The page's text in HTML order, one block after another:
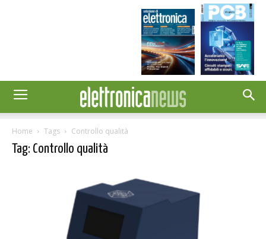
Home Tags Controllo qualità
Tag: Controllo qualità